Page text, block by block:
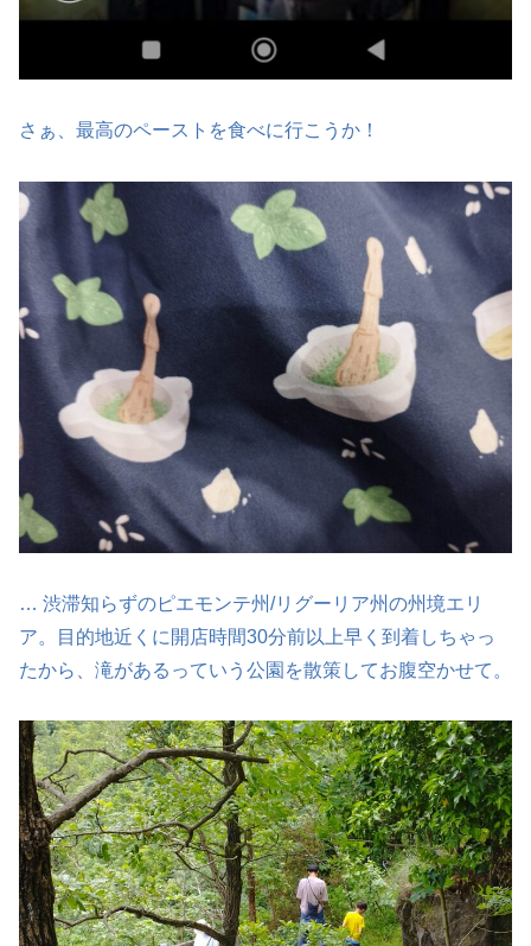
さぁ、最高のペーストを食べに行こうか！
… 渋滞知らずのピエモンテ州/リグーリア州の州境エリ
ア。目的地近くに開店時間30分前以上早く到着しちゃっ
たから、滝があるっていう公園を散策してお腹空かせて。